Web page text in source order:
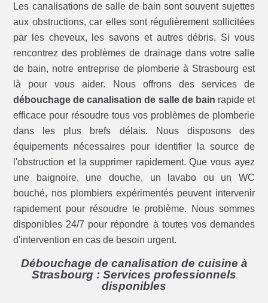
Les canalisations de salle de bain sont souvent sujettes
aux obstructions, car elles sont régulièrement sollicitées
par les cheveux, les savons et autres débris. Si vous
rencontrez des problèmes de drainage dans votre salle
de bain, notre entreprise de plomberie à Strasbourg est
là pour vous aider. Nous offrons des services de
débouchage de canalisation de salle de bain rapide et
efficace pour résoudre tous vos problèmes de plomberie
dans les plus brefs délais. Nous disposons des
équipements nécessaires pour identifier la source de
l'obstruction et la supprimer rapidement. Que vous ayez
une baignoire, une douche, un lavabo ou un WC
bouché, nos plombiers expérimentés peuvent intervenir
rapidement pour résoudre le problème. Nous sommes
disponibles 24/7 pour répondre à toutes vos demandes
d'intervention en cas de besoin urgent.
Débouchage de canalisation de cuisine à
Strasbourg : Services professionnels
disponibles